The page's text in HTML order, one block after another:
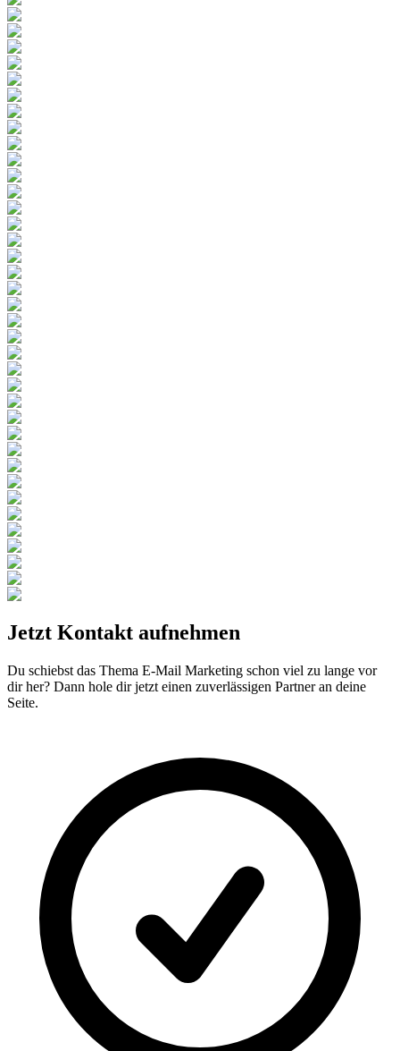
Jetzt Kontakt aufnehmen
Du schiebst das Thema E-Mail Marketing schon viel zu lange vor
dir her? Dann hole dir jetzt einen zuverlässigen Partner an deine
Seite.